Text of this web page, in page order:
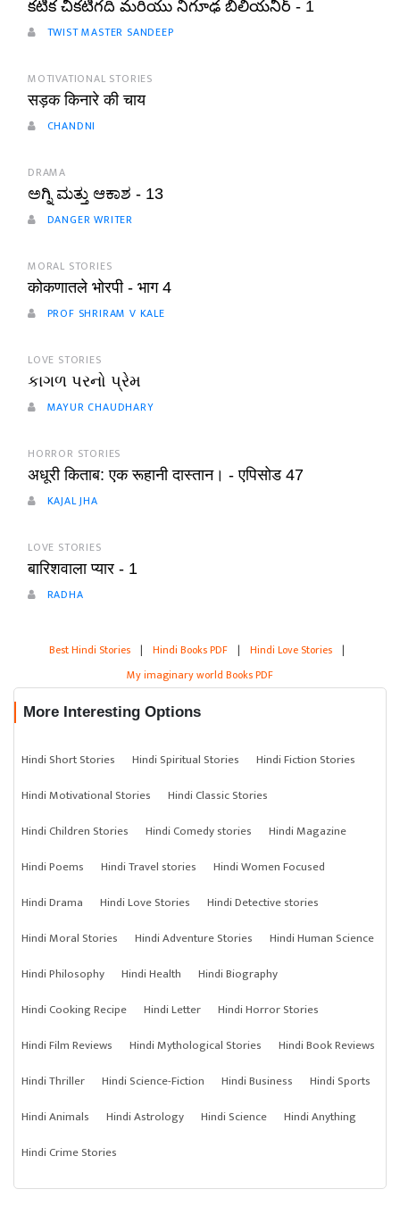
కటిక చీకటిగది మరియు నిగూఢ బిలియనీర్ - 1
TWIST MASTER SANDEEP
MOTIVATIONAL STORIES
सड़क किनारे की चाय
CHANDNI
DRAMA
ಅಗ್ನಿ ಮತ್ತು ಆಕಾಶ - 13
DANGER WRITER
MORAL STORIES
कोकणातले भोरपी - भाग 4
PROF SHRIRAM V KALE
LOVE STORIES
કાગળ પરનો પ્રેમ
MAYUR CHAUDHARY
HORROR STORIES
अधूरी किताब: एक रूहानी दास्तान। - एपिसोड 47
KAJAL JHA
LOVE STORIES
बारिशवाला प्यार - 1
RADHA
Best Hindi Stories | Hindi Books PDF | Hindi Love Stories |
My imaginary world Books PDF
More Interesting Options
Hindi Short Stories Hindi Spiritual Stories
Hindi Fiction Stories
Hindi Motivational Stories
Hindi Classic Stories
Hindi Children Stories
Hindi Comedy stories
Hindi Magazine
Hindi Poems
Hindi Travel stories
Hindi Women Focused
Hindi Drama
Hindi Love Stories
Hindi Detective stories
Hindi Moral Stories
Hindi Adventure Stories
Hindi Human Science
Hindi Philosophy
Hindi Health
Hindi Biography
Hindi Cooking Recipe
Hindi Letter
Hindi Horror Stories
Hindi Film Reviews
Hindi Mythological Stories
Hindi Book Reviews
Hindi Thriller
Hindi Science-Fiction Hindi Business
Hindi Sports
Hindi Animals
Hindi Astrology Hindi Science
Hindi Anything
Hindi Crime Stories